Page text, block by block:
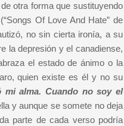
otra forma que sustituyendo
Of Love And Hate” de
no sin cierta ironía, a su
la depresión y el canadiense,
el estado de ánimo o la
quien existe es él y no su
mi alma. Cuando no soy el
y aunque se somete no deja
parte de cada verso podría